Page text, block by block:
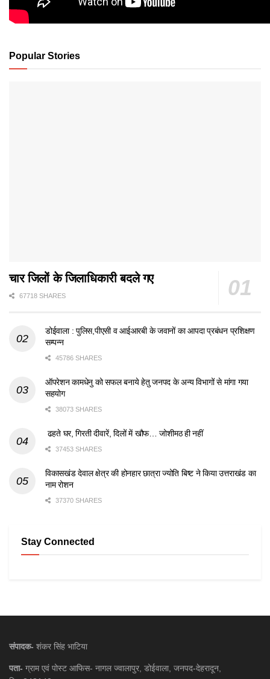
Popular Stories
चार जिलों के जिलाधिकारी बदले गए
67718 SHARES
डोईवाला : पुलिस,पीएसी व आईआरबी के जवानों का आपदा प्रबंधन प्रशिक्षण
सम्पन्न
45786 SHARES
ऑपरेशन कामधेनु को सफल बनाये हेतु जनपद के अन्य विभागों से मांगा गया
सहयोग
38073 SHARES
ढहते घर, गिरती दीवारें, दिलों में खौफ… जोशीमठ ही नहीं
37453 SHARES
विकासखंड देवाल क्षेत्र की होनहार छात्रा ज्योति बिष्ट ने किया उत्तराखंड का
नाम रोशन
37370 SHARES
Stay Connected
संपादक- शंकर सिंह भाटिया
पता- ग्राम एवं पोस्ट आफिस- नागल ज्वालापुर, डोईवाला, जनपद-देहरादून,